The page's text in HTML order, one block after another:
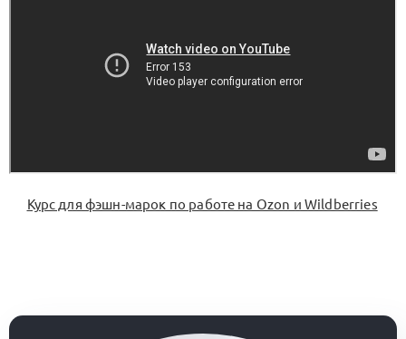
Курс для фэшн-марок по работе на Ozon и Wildberries